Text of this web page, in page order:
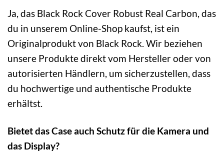
Ja, das Black Rock Cover Robust Real Carbon, das
du in unserem Online-Shop kaufst, ist ein
Originalprodukt von Black Rock. Wir beziehen
unsere Produkte direkt vom Hersteller oder von
autorisierten Händlern, um sicherzustellen, dass
du hochwertige und authentische Produkte
erhältst.
Bietet das Case auch Schutz für die Kamera und
das Display?